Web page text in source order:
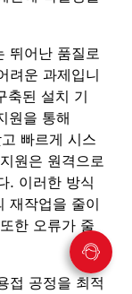
뛰어난 품질로
려운 과제입니
축된 설치 기
원을 통해
빠르게 시스
원은 원격으로
. 이러한 방식
재작업을 줄이
한 오류가 줄
접 공정을 최적